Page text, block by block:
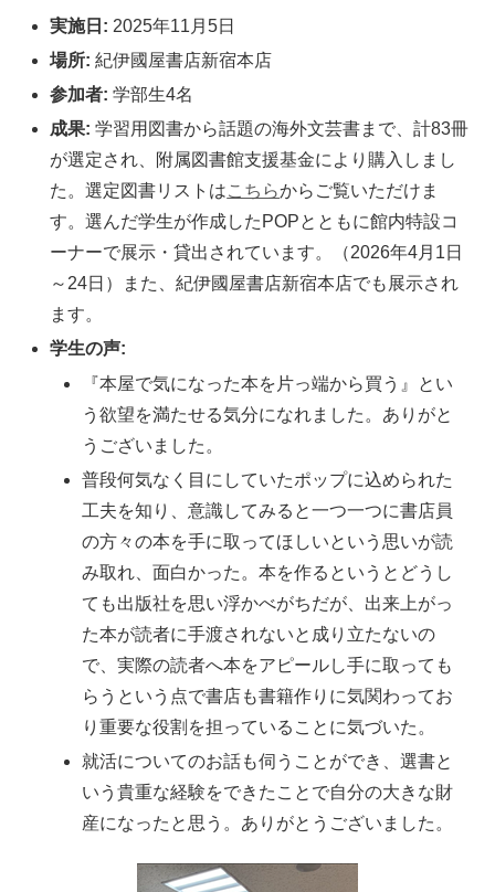
実施日: 2025年11月5日
場所: 紀伊國屋書店新宿本店
参加者: 学部生4名
成果: 学習用図書から話題の海外文芸書まで、計83冊
が選定され、附属図書館支援基金により購入しまし
た。選定図書リストはこちらからご覧いただけま
す。選んだ学生が作成したPOPとともに館内特設コ
ーナーで展示・貸出されています。（2026年4月1日
～24日）また、紀伊國屋書店新宿本店でも展示され
ます。
学生の声:
『本屋で気になった本を片っ端から買う』とい
う欲望を満たせる気分になれました。ありがと
うございました。
普段何気なく目にしていたポップに込められた
工夫を知り、意識してみると一つ一つに書店員
の方々の本を手に取ってほしいという思いが読
み取れ、面白かった。本を作るというとどうし
ても出版社を思い浮かべがちだが、出来上がっ
た本が読者に手渡されないと成り立たないの
で、実際の読者へ本をアピールし手に取っても
らうという点で書店も書籍作りに気関わってお
り重要な役割を担っていることに気づいた。
就活についてのお話も伺うことができ、選書と
いう貴重な経験をできたことで自分の大きな財
産になったと思う。ありがとうございました。